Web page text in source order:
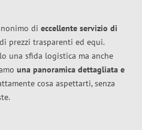
di eccellente servizio di
prezzi trasparenti ed equi.
una sfida logistica ma anche
una panoramica dettagliata e
cosa aspettarti, senza